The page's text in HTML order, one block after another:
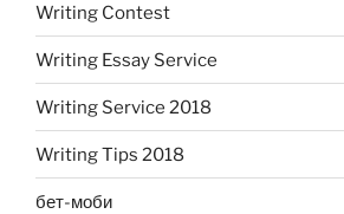
Writing Contest
Writing Essay Service
Writing Service 2018
Writing Tips 2018
бет-моби